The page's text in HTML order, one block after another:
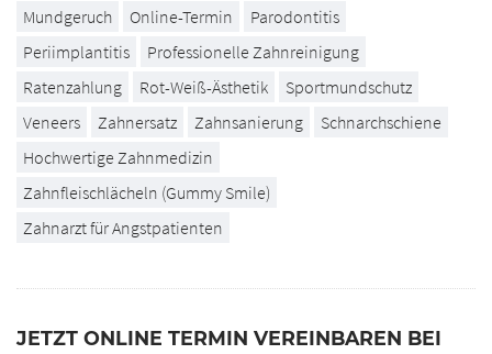
Mundgeruch
Online-Termin
Parodontitis
Periimplantitis
Professionelle Zahnreinigung
Ratenzahlung
Rot-Weiß-Ästhetik
Sportmundschutz
Veneers
Zahnersatz Zahnsanierung
Schnarchschiene
Hochwertige Zahnmedizin
Zahnfleischlächeln (Gummy Smile)
Zahnarzt für Angstpatienten
JETZT ONLINE TERMIN VEREINBAREN BEI